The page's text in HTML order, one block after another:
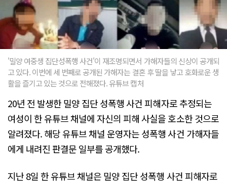
'밀양 여중생 집단성폭행 사건'이 재조명되면서 가해자들의 신상이 공개되
고 있다. 이번에 세 번째로 공개된 가해자는 결혼 후 딸을 낳고 호화로운 생
활을 즐기고 있는 것으로 전해졌다. 유튜브 캡처
20년 전 발생한 밀양 집단 성폭행 사건 피해자로 추정되는
여성이 한 유튜브 채널에 자신의 피해 사실을 호소한 것으로
알려졌다. 해당 유튜브 채널 운영자는 성폭행 사건 가해자들
에게 내려진 판결문 일부를 공개했다.
지난 8일 한 유튜브 채널은 밀양 집단 성폭행 사건 피해자로